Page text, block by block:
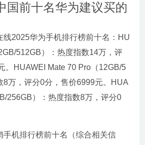
国前十名华为建议买的
线2025华为手机排行榜前十名：HU
512GB）：热度指数14万，评
。HUAWEI Mate 70 Pro（12GB/5
8万，评分0分，售价6999元。HUA
256GB）：热度指数8万，评分0
手机排行榜前十名（综合相关信